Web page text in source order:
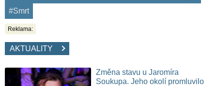
#Smrt
Reklama:
AKTUALITY
Změna stavu u Jaromíra
Soukupa. Jeho okolí promluvilo